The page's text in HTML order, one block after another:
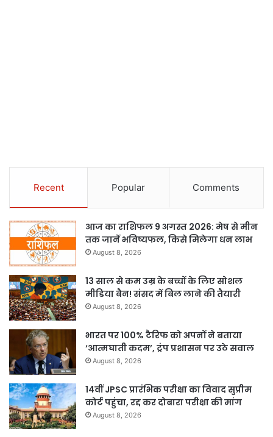
Recent Popular Comments
आज का राशिफल 9 अगस्त 2026: मेष से मीन
तक जानें भविष्यफल, किसे मिलेगा धन लाभ
August 8, 2026
13 साल से कम उम्र के बच्चों के लिए सोशल
मीडिया बैन! संसद में बिल लाने की तैयारी
August 8, 2026
भारत पर 100% टैरिफ को अपनों ने बताया
‘आत्मघाती कदम’, ट्रंप प्रशासन पर उठे सवाल
August 8, 2026
14वीं JPSC प्रारंभिक परीक्षा का विवाद सुप्रीम
कोर्ट पहुंचा, रद्द कर दोबारा परीक्षा की मांग
August 8, 2026